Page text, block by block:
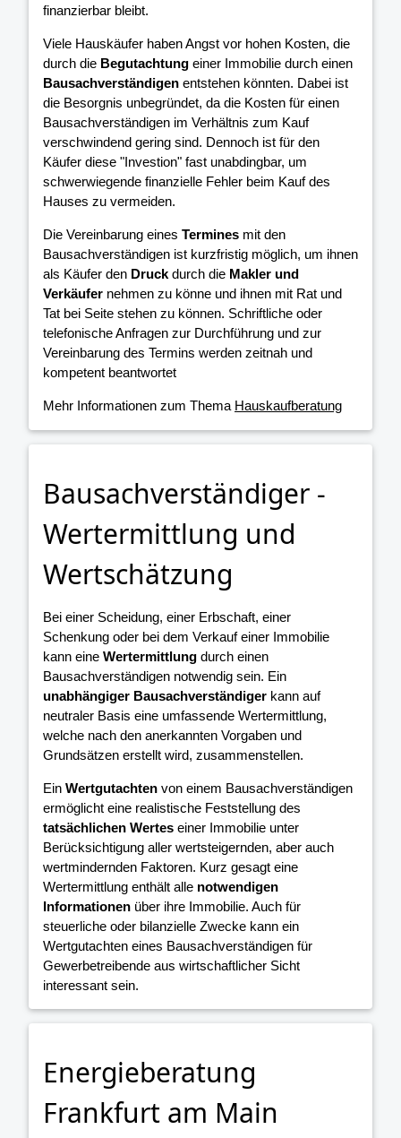
finanzierbar bleibt.
Viele Hauskäufer haben Angst vor hohen Kosten, die
durch die Begutachtung einer Immobilie durch einen
Bausachverständigen entstehen könnten. Dabei ist
die Besorgnis unbegründet, da die Kosten für einen
Bausachverständigen im Verhältnis zum Kauf
verschwindend gering sind. Dennoch ist für den
Käufer diese "Investion" fast unabdingbar, um
schwerwiegende finanzielle Fehler beim Kauf des
Hauses zu vermeiden.
Die Vereinbarung eines Termines mit den
Bausachverständigen ist kurzfristig möglich, um ihnen
als Käufer den Druckdurch die Makler und
Verkäufer nehmen zu könne und ihnen mit Rat und
Tat bei Seite stehen zu können. Schriftliche oder
telefonische Anfragen zur Durchführung und zur
Vereinbarung des Termins werden zeitnah und
kompetent beantwortet
Mehr Informationen zum Thema Hauskaufberatung
Bausachverständiger -
Wertermittlung und
Wertschätzung
Bei einer Scheidung, einer Erbschaft, einer
Schenkung oder bei dem Verkauf einer Immobilie
kann eine Wertermittlung durch einen
Bausachverständigen notwendig sein. Ein
unabhängiger Bausachverständiger kann auf
neutraler Basis eine umfassende Wertermittlung,
welche nach den anerkannten Vorgaben und
Grundsätzen erstellt wird, zusammenstellen.
Ein Wertgutachten von einem Bausachverständigen
ermöglicht eine realistische Feststellung des
tatsächlichen Wertes einer Immobilie unter
Berücksichtigung aller wertsteigernden, aber auch
wertmindernden Faktoren. Kurz gesagt eine
Wertermittlung enthält alle notwendigen
Informationen über ihre Immobilie. Auch für
steuerliche oder bilanzielle Zwecke kann ein
Wertgutachten eines Bausachverständigen für
Gewerbetreibende aus wirtschaftlicher Sicht
interessant sein.
Energieberatung
Frankfurt am Main